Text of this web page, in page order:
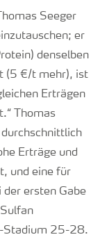
Seeger
er
denselben
(5 €/t mehr), ist
Erträgen
Thomas
Erträge und
und eine für
ersten Gabe
Stadium 25-28.